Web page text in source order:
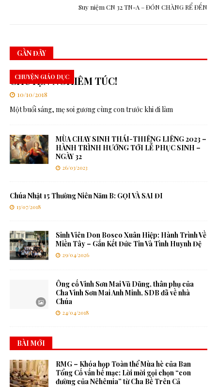
Suy niệm CN 32 TN-A – ĐÓN CHÀNG RỂ ĐẾN
GẦN ĐÂY
CHUYỆN NGHIÊM TÚC!
CHUYỆN GIÁO DỤC
10/10/2018
Một buổi sáng, mẹ soi gương cùng con trước khi đi làm
MÙA CHAY SINH THÁI-THIÊNG LIÊNG 2023 –
HÀNH TRÌNH HƯỚNG TỚI LỄ PHỤC SINH –
NGÀY 32
26/03/2023
Chúa Nhật 15 Thường Niên Năm B: GỌI VÀ SAI ĐI
13/07/2018
Sinh Viên Don Bosco Xuân Hiệp: Hành Trình Về
Miền Tây – Gắn Kết Đức Tin Và Tình Huynh Đệ
29/04/2026
Ông cố Vinh Sơn Mai Vũ Dũng, thân phụ của
Cha Vinh Sơn Mai Anh Minh, SDB đã về nhà
Chúa
24/04/2018
BÀI MỚI
RMG – Khóa họp Toàn thể Mùa hè của Ban
Tổng Cố vấn bế mạc: Lời mời gọi chọn “con
đường của Nêhêmia” từ Cha Bề Trên Cả